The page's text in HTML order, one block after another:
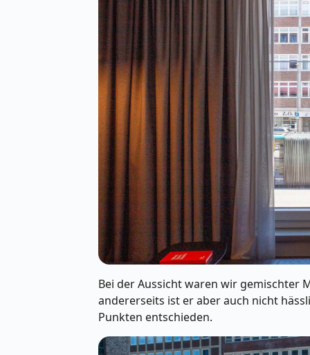
Bei der Aussicht waren wir gemischter
andererseits ist er aber auch nicht
Punkten entschieden.